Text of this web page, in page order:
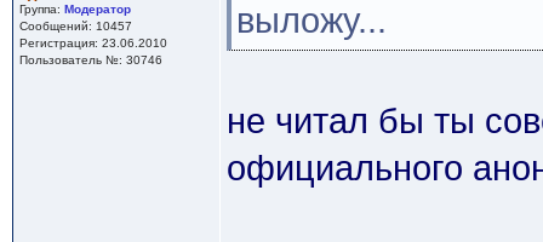
Группа: Модератор
Сообщений: 10457
Регистрация: 23.06.2010
Пользователь №: 30746
выложу...
не читал бы ты
официального